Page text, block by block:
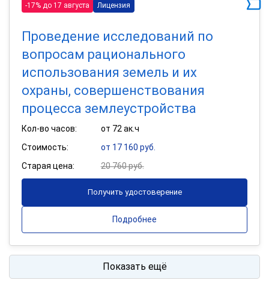
-17% до 17 августа Лицензия
Проведение исследований по
вопросам рационального
использования земель и их
охраны, совершенствования
процесса землеустройства
Кол-во часов:
от 72 ак.ч
Стоимость:
от 17 160 руб.
Старая цена:
20 760 руб.
Получить удостоверение
Подробнее
Показать ещё